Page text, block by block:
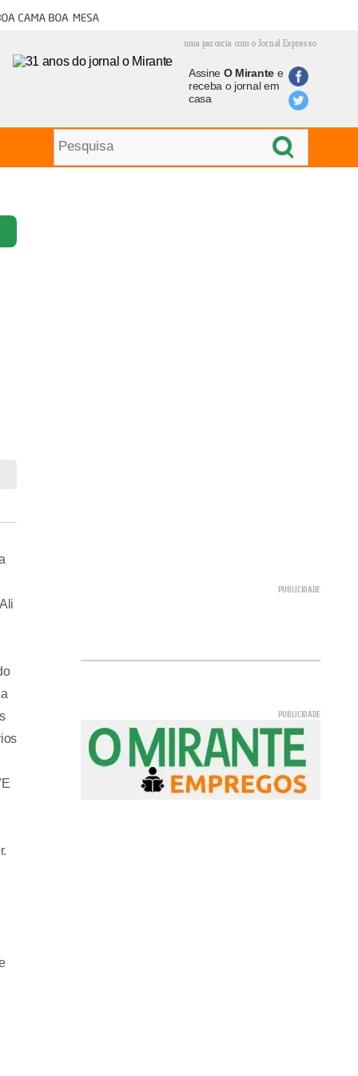
cama boa mesa
uma parceria com o Jornal Expresso
Assine O Mirantee
receba o jornal em
casa